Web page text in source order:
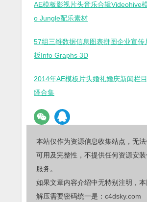
AE模板影视片头音乐合辑Videohive
o Jungle配乐素材
57组三维数据信息图表拼图企业宣传
板Info Graphs 3D
2014年AE模板片头婚礼婚庆新闻栏
绎合集
本站仅作为资源信息收集站点，无
可用及完整性，不提供任何资源安
服务。
如果文章内容介绍中无特别注明，
解压需要密码统一是： c4dsky.com